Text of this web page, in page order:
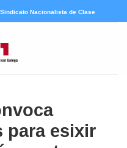
Sindicato Nacionalista de Clase
para esixir